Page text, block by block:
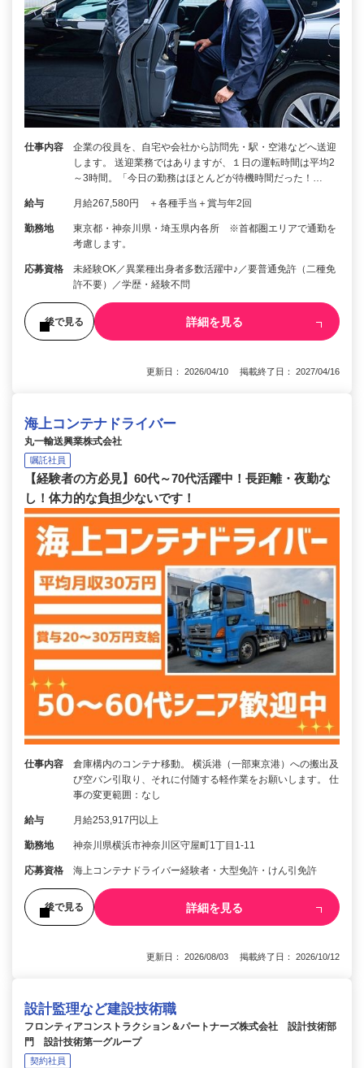
仕事内容
企業の役員を、自宅や会社から訪問先・駅・空港などへ送迎
します。 送迎業務ではありますが、１日の運転時間は平均2
～3時間。「今日の勤務はほとんどが待機時間だった！…
給与 月給267,580円 ＋各種手当＋賞与年2回
勤務地
東京都・神奈川県・埼玉県内各所 ※首都圏エリアで通勤を
考慮します。
応募資格
未経験OK／異業種出身者多数活躍中♪／要普通免許（二種免
許不要）／学歴・経験不問
後で見る 詳細を見る
更新日： 2026/04/10 掲載終了日： 2027/04/16
海上コンテナドライバー
丸一輸送興業株式会社
嘱託社員
【経験者の方必見】60代～70代活躍中！長距離・夜勤な
し！体力的な負担少ないです！
仕事内容
倉庫構内のコンテナ移動。 横浜港（一部東京港）への搬出及
び空バン引取り、それに付随する軽作業をお願いします。 仕
事の変更範囲：なし
給与 月給253,917円以上
勤務地 神奈川県横浜市神奈川区守屋町1丁目1-11
応募資格 海上コンテナドライバー経験者・大型免許・けん引免許
後で見る 詳細を見る
更新日： 2026/08/03 掲載終了日： 2026/10/12
設計監理など建設技術職
フロンティアコンストラクション＆パートナーズ株式会社 設計技術部
門 設計技術第一グループ
契約社員